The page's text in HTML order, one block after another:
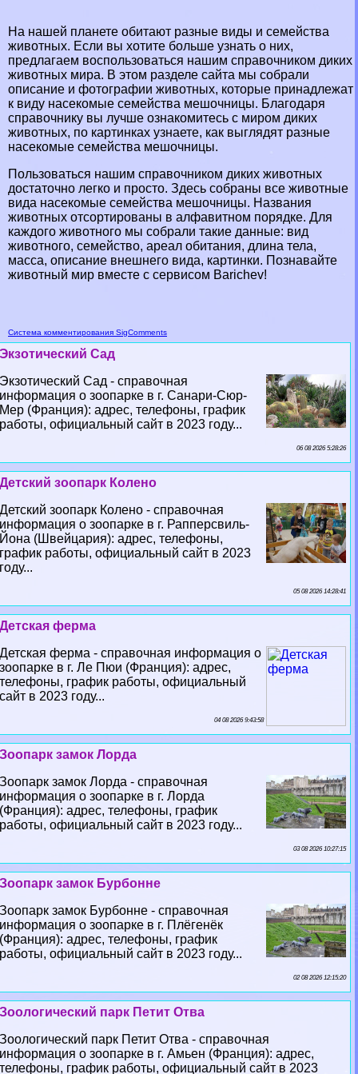
На нашей планете обитают разные виды и семейства
животных. Если вы хотите больше узнать о них,
предлагаем воспользоваться нашим справочником диких
животных мира. В этом разделе сайта мы собрали
описание и фотографии животных, которые принадлежат
к виду насекомые семейства мешочницы. Благодаря
справочнику вы лучше ознакомитесь с миром диких
животных, по картинках узнаете, как выглядят разные
насекомые семейства мешочницы.
Пользоваться нашим справочником диких животных
достаточно легко и просто. Здесь собраны все животные
вида насекомые семейства мешочницы. Названия
животных отсортированы в алфавитном порядке. Для
каждого животного мы собрали такие данные: вид
животного, семейство, ареал обитания, длина тела,
масса, описание внешнего вида, картинки. Познавайте
животный мир вместе с сервисом Barichev!
Система комментирования SigComments
Экзотический Сад
Экзотический Сад - справочная
информация о зоопарке в г. Санари-Сюр-
Мер (Франция): адрес, телефоны, график
работы, официальный сайт в 2023 году...
06 08 2026 5:28:26
Детский зоопарк Колено
Детский зоопарк Колено - справочная
информация о зоопарке в г. Рапперсвиль-
Йона (Швейцария): адрес, телефоны,
график работы, официальный сайт в 2023
году...
05 08 2026 14:28:41
Детская ферма
Детская ферма - справочная информация о
зоопарке в г. Ле Пюи (Франция): адрес,
телефоны, график работы, официальный
сайт в 2023 году...
04 08 2026 9:43:58
Зоопарк замок Лорда
Зоопарк замок Лорда - справочная
информация о зоопарке в г. Лорда
(Франция): адрес, телефоны, график
работы, официальный сайт в 2023 году...
03 08 2026 10:27:15
Зоопарк замок Бурбонне
Зоопарк замок Бурбонне - справочная
информация о зоопарке в г. Плёгенёк
(Франция): адрес, телефоны, график
работы, официальный сайт в 2023 году...
02 08 2026 12:15:20
Зоологический парк Петит Отва
Зоологический парк Петит Отва - справочная
информация о зоопарке в г. Амьен (Франция): адрес,
телефоны, график работы, официальный сайт в 2023